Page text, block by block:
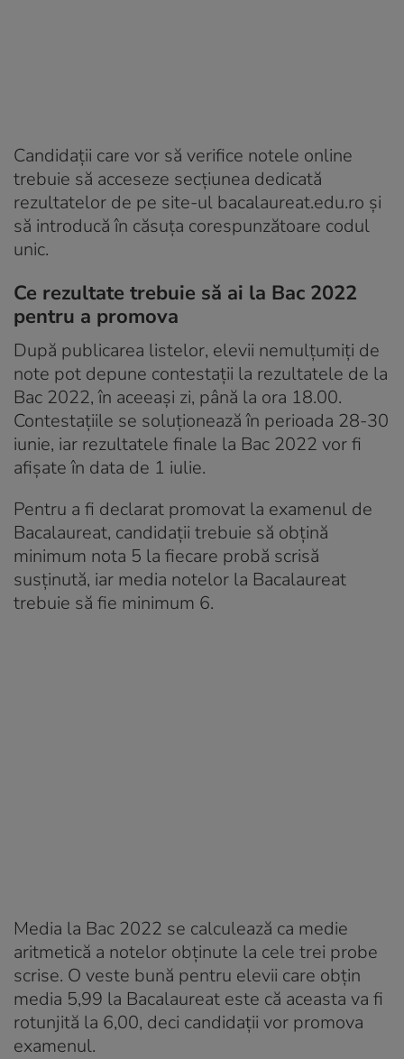
Candidații care vor să verifice notele online
trebuie să acceseze secțiunea dedicată
rezultatelor de pe site-ul bacalaureat.edu.ro și
să introducă în căsuța corespunzătoare codul
unic.
Ce rezultate trebuie să ai la Bac 2022
pentru a promova
După publicarea listelor, elevii nemulțumiți de
note pot depune contestații la rezultatele de la
Bac 2022, în aceeași zi, până la ora 18.00.
Contestațiile se soluționează în perioada 28-30
iunie, iar rezultatele finale la Bac 2022 vor fi
afișate în data de 1 iulie.
Pentru a fi declarat promovat la examenul de
Bacalaureat, candidații trebuie să obțină
minimum nota 5 la fiecare probă scrisă
susținută, iar media notelor la Bacalaureat
trebuie să fie minimum 6.
Media la Bac 2022 se calculează ca medie
aritmetică a notelor obținute la cele trei probe
scrise. O veste bună pentru elevii care obțin
media 5,99 la Bacalaureat este că aceasta va fi
rotunjită la 6,00, deci candidații vor promova
examenul.